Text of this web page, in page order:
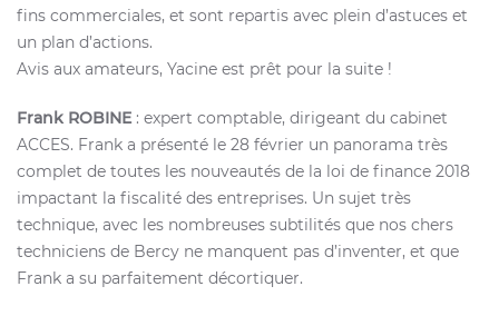
fins commerciales, et sont repartis avec plein d’astuces et
un plan d’actions.
Avis aux amateurs, Yacine est prêt pour la suite !
Frank ROBINE : expert comptable, dirigeant du cabinet
ACCES. Frank a présenté le 28 février un panorama très
complet de toutes les nouveautés de la loi de finance 2018
impactant la fiscalité des entreprises. Un sujet très
technique, avec les nombreuses subtilités que nos chers
techniciens de Bercy ne manquent pas d’inventer, et que
Frank a su parfaitement décortiquer.